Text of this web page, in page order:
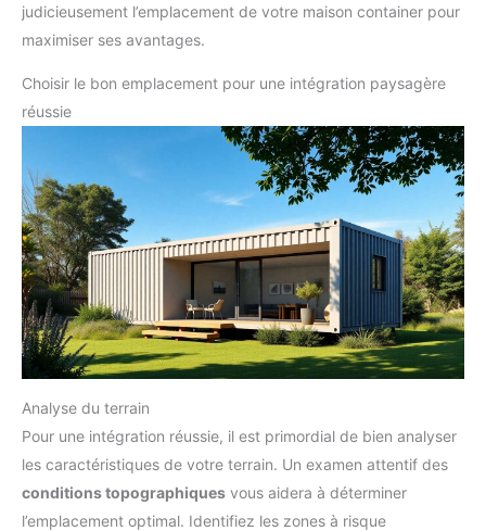
judicieusement l’emplacement de votre maison container pour
maximiser ses avantages.
Choisir le bon emplacement pour une intégration paysagère
réussie
Analyse du terrain
Pour une intégration réussie, il est primordial de bien analyser
les caractéristiques de votre terrain. Un examen attentif des
conditions topographiques vous aidera à déterminer
l’emplacement optimal. Identifiez les zones à risque